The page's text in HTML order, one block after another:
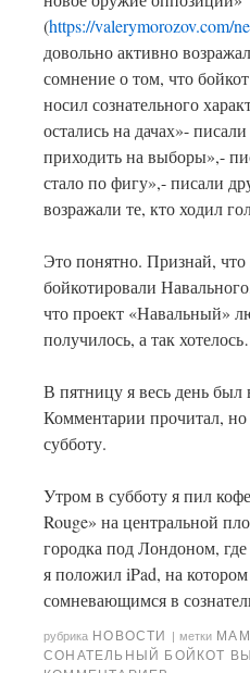
(https://valerymorozov.com/
довольно активно
сомнение о том, что
носил сознательного
остались на дачах»-
приходить на выборы»,-
стало по фигу»,- писали
возражали те, кто ходил
Это понятно. Признай, что
бойкотировали
что проект «Навальный»
получилось, а так
В пятницу я весь день был
Комментарии прочитал, но
субботу.
Утром в субботу я пил
Rouge» на центральной
городка под Лондоном,
я положил iPad, на котором
сомневающимся в
рубрика НОВОСТИ | метки
СОНАТЕЛЬНЫЙ БОЙКОТ